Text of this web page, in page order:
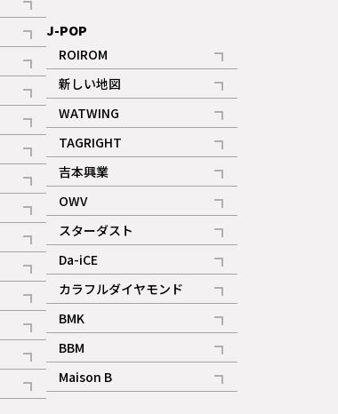
J-POP
ROIROM
記事
新しい地図
記事
WATWING
記事
TAGRIGHT
記事
吉本興業
記事
OWV
記事
ギャラリー
スターダスト
記事
Da-iCE
記事
カラフルダイヤモンド
記事
BMK
記事
ギャラリー
BBM
記事
ギャラリー
Maison B
記事